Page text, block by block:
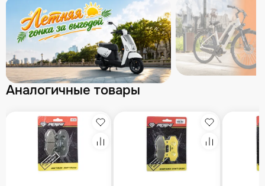
Аналогичные товары
Избранное
Сравнение
Избранное
Сравнение